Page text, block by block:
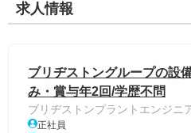
求人情報
ブリヂストングループの設
み・賞与年2回/学歴不問
ブリヂストンプラントエンジニ
正社員